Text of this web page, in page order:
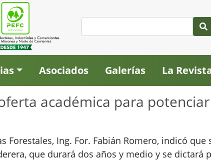
Asociados Galerías La
académica para
Forestales, Ing. For. Fabián Romero, indicó
que durará dos años y medio y se dictará